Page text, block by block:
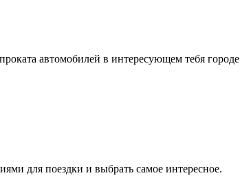
автомобилей в интересующем тебя
для поездки и выбрать самое интересное.